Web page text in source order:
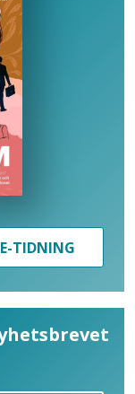
TIDNING